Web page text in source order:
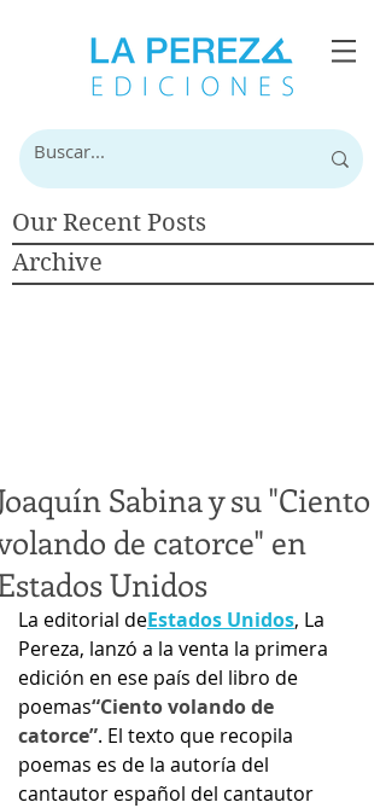
Our Recent Posts
Archive
Sabina y su "Ciento
de catorce" en
Unidos
La editorial deEstados Unidos, La
Pereza, lanzó a la venta la primera
edición en ese país del libro de
poemas“Ciento volando de
catorce”. El texto que recopila
poemas es de la autoría del
cantautor español del cantautor